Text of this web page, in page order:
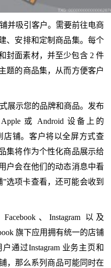
并吸引客户。需要前往电商
、安排和定制商品集。每个
封面素材，并至少包含 2 件
题的商品集，从而方便客户
展示您的品牌和商品。发布
或 Android 设备上的
店铺。客户将以全屏方式查
集将作为个性化商品展示给
户会在他们的动态消息中看
”选项卡查看，还可能会收到
、Instagram 以及
旗下应用拥有统一的店铺
通过Instagram 业务主页和
，那么系列商品可能同时在